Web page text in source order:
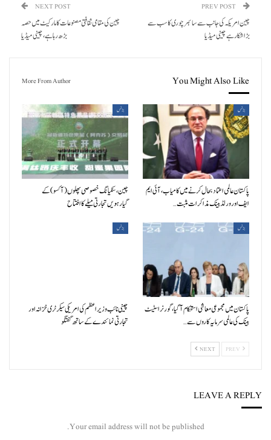
چین امریکہ کی جانب سے سائبر چوری کا سب سے
بڑا شکار ہے چینی میڈیا
NEXT POST
چین کی مقامی ثقافتی مصنوعات کا مارکیٹ میں حصہ
بڑھ رہا ہے، چینی میڈیا
You Might Also Like
More From Author
بزنس
پاکستان عالمی اعتماد بحال کرنے میں کامیاب، آئی ایم
ایف اور ورلڈ بینک مذاکرات مثبت…
بزنس
چین، سنکیانگ خصوصی پھلوں (آکسو) کے
گیارہویں تجارتی میلے کا افتتاح
بزنس
پاکستان میں مجموعی معاشی استحکام آگیا، گورنر اسٹیٹ
بینک کی عالمی سرمایہ کاروں سے…
بزنس
چینی نائب وزیراعظم کی امریکی سیکرٹری خزانہ اور
تجارتی نمائندے کے ساتھ گفتگو
NEXT
LEAVE A REPLY
Your email address will not be published.